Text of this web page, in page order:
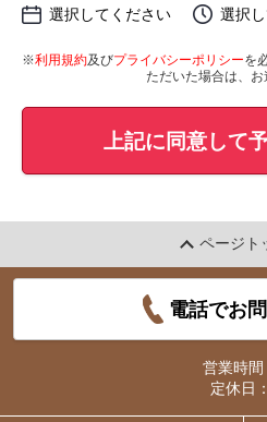
選択してください
選択
※利用規約及びプライバシーポリシーを
ただいた場合は、お
上記に同意して
ページト
電話でお
営業時間
定休日：